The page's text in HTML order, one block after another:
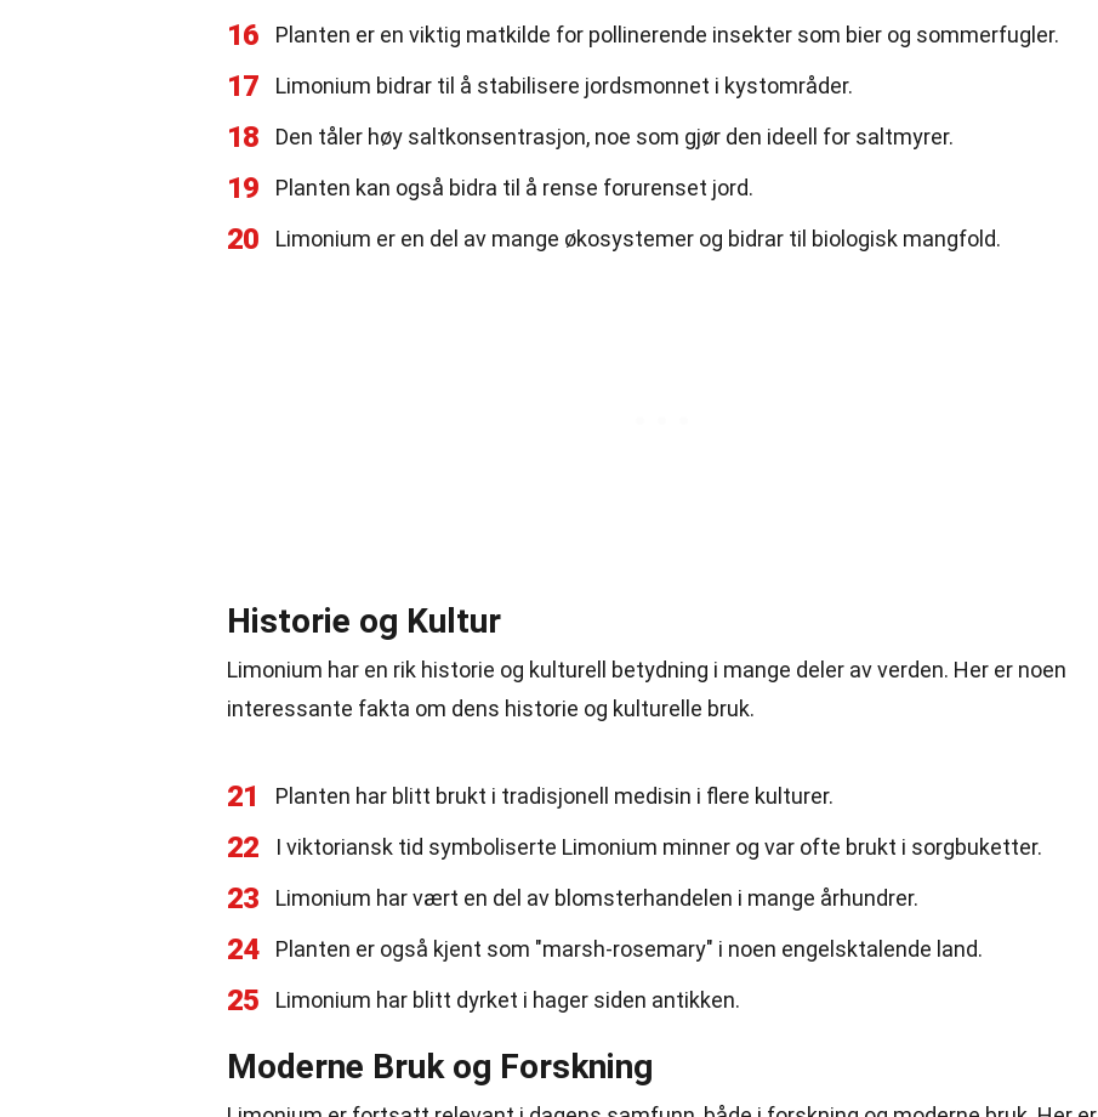
16 Planten er en viktig matkilde for pollinerende insekter som bier og sommerfugler.
17 Limonium bidrar til å stabilisere jordsmonnet i kystområder.
18 Den tåler høy saltkonsentrasjon, noe som gjør den ideell for saltmyrer.
19 Planten kan også bidra til å rense forurenset jord.
20 Limonium er en del av mange økosystemer og bidrar til biologisk mangfold.
Historie og Kultur
Limonium har en rik historie og kulturell betydning i mange deler av verden. Her er noen
interessante fakta om dens historie og kulturelle bruk.
21 Planten har blitt brukt i tradisjonell medisin i flere kulturer.
22 I viktoriansk tid symboliserte Limonium minner og var ofte brukt i sorgbuketter.
23 Limonium har vært en del av blomsterhandelen i mange århundrer.
24 Planten er også kjent som "marsh-rosemary" i noen engelsktalende land.
25 Limonium har blitt dyrket i hager siden antikken.
Moderne Bruk og Forskning